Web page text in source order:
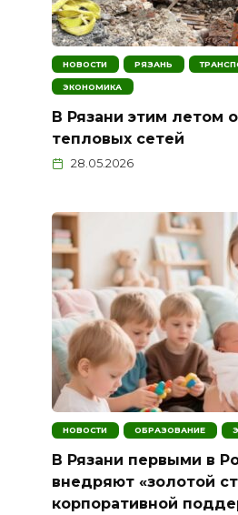
НОВОСТИ РЯЗАНЬ
ЭКОНОМИКА
В Рязани этим летом
тепловых сетей
28.05.2026
НОВОСТИ ОБРАЗОВАНИЕ
В Рязани первыми в
внедряют «золотой
корпоративной